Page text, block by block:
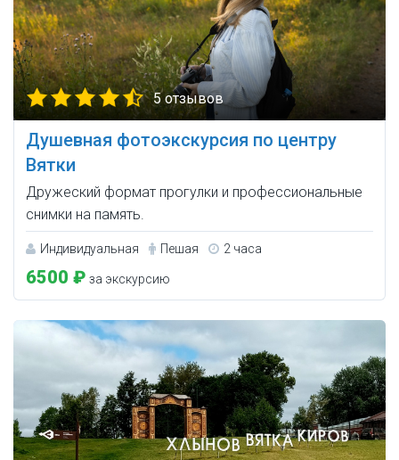
5 отзывов
Душевная фотоэкскурсия по центру
Вятки
Дружеский формат прогулки и профессиональные
снимки на память.
Индивидуальная Пешая 2 часа
6500 ₽ за экскурсию